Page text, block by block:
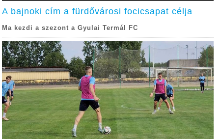
A bajnoki cím a fürdővárosi focicsapat célja
Ma kezdi a szezont a Gyulai Termál FC